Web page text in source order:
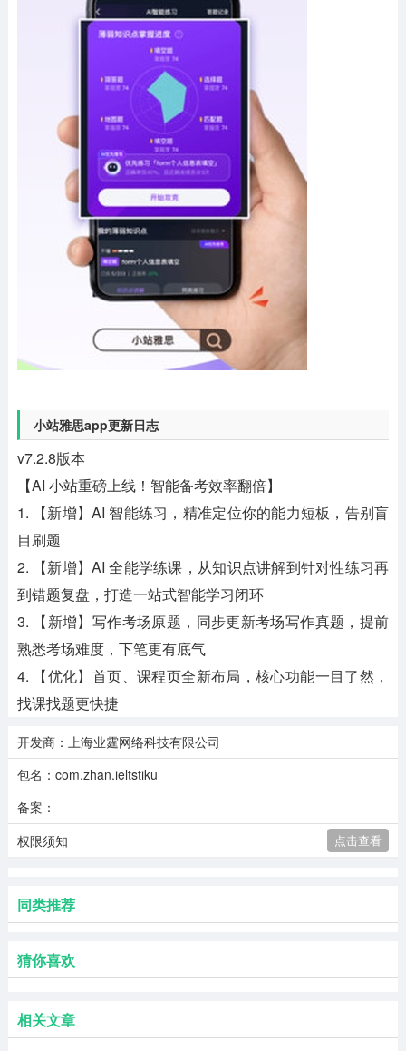
小站雅思app更新日志
v7.2.8版本
【AI 小站重磅上线！智能备考效率翻倍】
1. 【新增】AI 智能练习，精准定位你的能力短板，告别盲
目刷题
2. 【新增】AI 全能学练课，从知识点讲解到针对性练习再
到错题复盘，打造一站式智能学习闭环
3. 【新增】写作考场原题，同步更新考场写作真题，提前
熟悉考场难度，下笔更有底气
4. 【优化】首页、课程页全新布局，核心功能一目了然，
找课找题更快捷
开发商：上海业霆网络科技有限公司
包名：com.zhan.ieltstiku
备案：
权限须知
点击查看
同类推荐
猜你喜欢
相关文章